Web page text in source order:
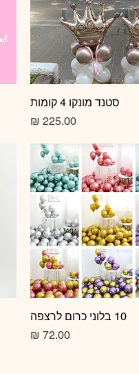
תצוגה מהירה
סטנד מונקו 4 קומות
מחיר‏225.00 ‏₪
תצוגה מהירה
10 בלוני כרום לרצפה
מחיר‏72.00 ‏₪